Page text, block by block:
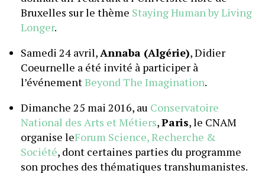
Bruxelles sur le thème Staying Human by Living
Longer.
Samedi 24 avril,Annaba (Algérie), Didier
Coeurnelle a été invité à participer à
l’événement ‎Beyond The Imagination‬.
Dimanche 25 mai 2016, au Conservatoire
National des Arts et Métiers,Paris, le CNAM
organise leForum Science, Recherche &
Société, dont certaines parties du programme
son proches des thématiques transhumanistes.